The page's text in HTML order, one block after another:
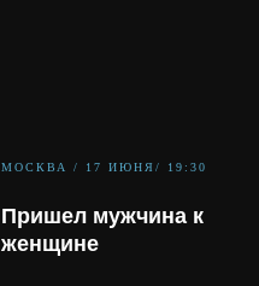
МОСКВА / 17 ИЮНЯ/ 19:30
Пришел мужчина к
женщине